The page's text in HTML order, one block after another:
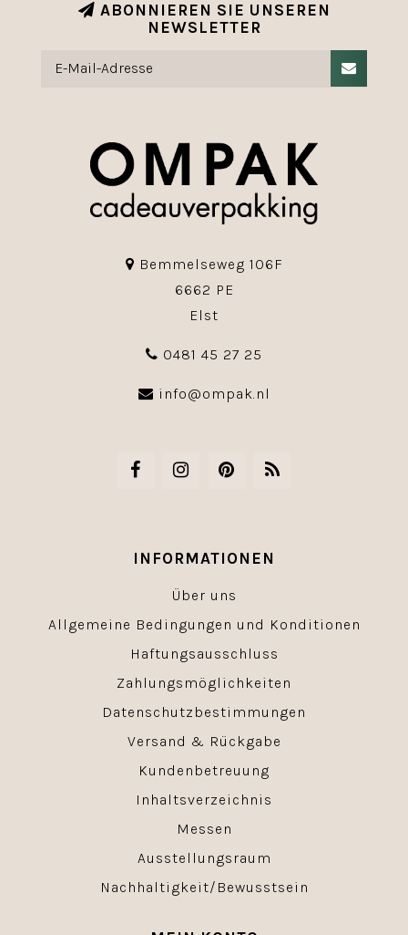
ABONNIEREN SIE UNSEREN
NEWSLETTER
Bemmelseweg 106F
6662 PE
Elst
0481 45 27 25
info@ompak.nl
INFORMATIONEN
Über uns
Allgemeine Bedingungen und Konditionen
Haftungsausschluss
Zahlungsmöglichkeiten
Datenschutzbestimmungen
Versand & Rückgabe
Kundenbetreuung
Inhaltsverzeichnis
Messen
Ausstellungsraum
Nachhaltigkeit/Bewusstsein